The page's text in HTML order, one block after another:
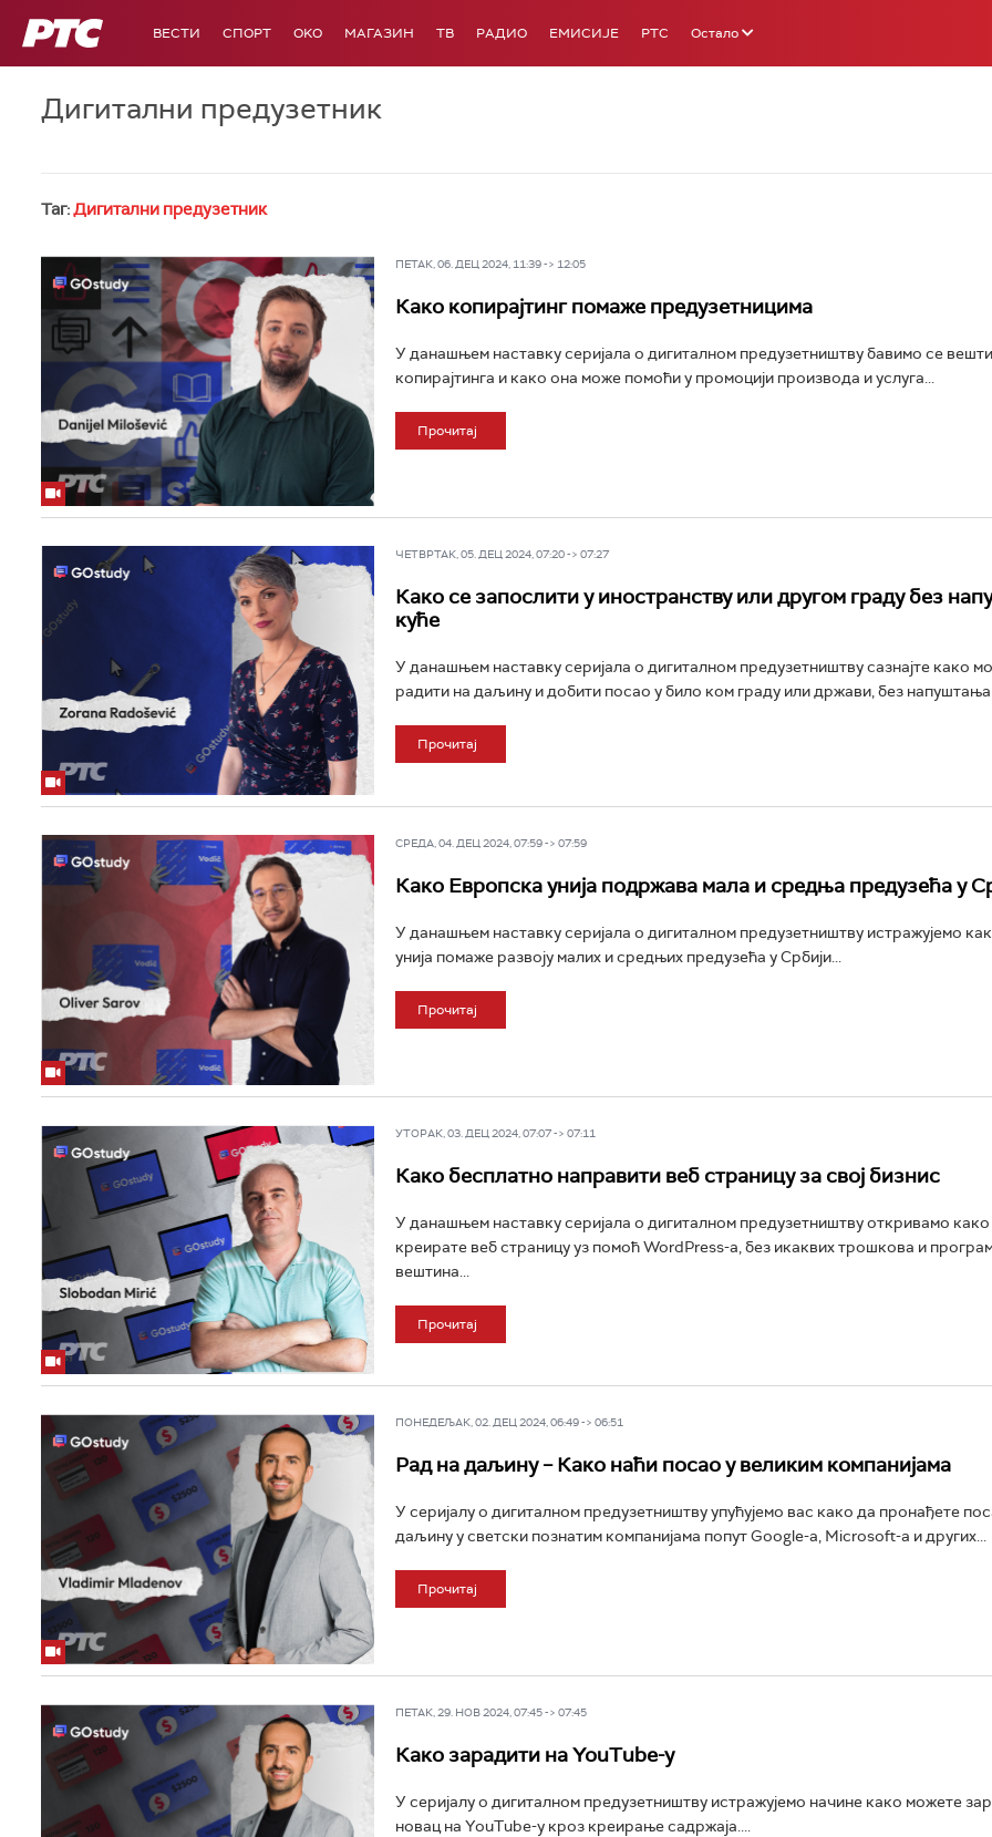
РТС ВЕСТИ СПОРТ OKO МАГАЗИН ТВ РАДИО ЕМИСИЈЕ РТС Остало
Дигитални предузетник
Таг:Дигитални предузетник
ПЕТАК, 06. ДЕЦ 2024, 11:39 -> 12:05
Како копирајтинг помаже предузетницима
У данашњем наставку серијала о дигиталном предузетништву бавимо се
копирајтинга и како она може помоћи у промоцији производа и услуга...
Прочитај
ЧЕТВРТАК, 05. ДЕЦ 2024, 07:20 -> 07:27
Како се запослити у иностранству или другом граду без
куће
У данашњем наставку серијала о дигиталном предузетништву сазнајте како
радити на даљину и добити посао у било ком граду или држави, без напуштања
Прочитај
СРЕДА, 04. ДЕЦ 2024, 07:59 -> 07:59
Како Европска унија подржава мала и средња предузећа у
У данашњем наставку серијала о дигиталном предузетништву истражујемо
унија помаже развоју малих и средњих предузећа у Србији...
Прочитај
УТОРАК, 03. ДЕЦ 2024, 07:07 -> 07:11
Како бесплатно направити веб страницу за свој бизнис
У данашњем наставку серијала о дигиталном предузетништву откривамо
креирате веб страницу уз помоћ WordPress-а, без икаквих трошкова и
вештина...
Прочитај
ПОНЕДЕЉАК, 02. ДЕЦ 2024, 06:49 -> 06:51
Рад на даљину – Како наћи посао у великим компанијама
У серијалу о дигиталном предузетништву упућујемо вас како да пронађете
даљину у светски познатим компанијама попут Google-а, Microsoft-а и других...
Прочитај
ПЕТАК, 29. НОВ 2024, 07:45 -> 07:45
Како зарадити на YouTube-у
У серијалу о дигиталном предузетништву истражујемо начине како можете
новац на YouTube-у кроз креирање садржаја....